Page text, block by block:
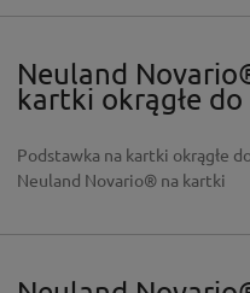
Neuland
kartki okrągłe
Podstawka na kartki okrągłe
Neuland Novario® na kartki